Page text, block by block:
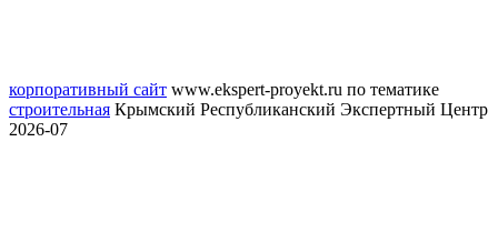
корпоративный сайт www.ekspert-proyekt.ru по тематике
строительная Крымский Республиканский Экспертный Центр
2026-07